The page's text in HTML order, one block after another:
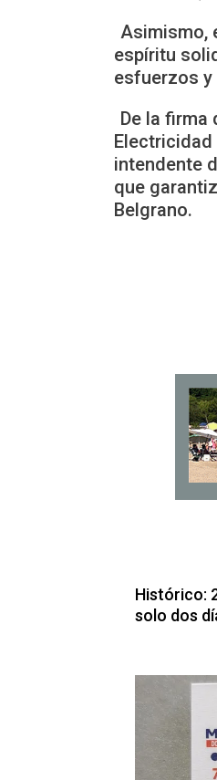
Asimismo,
espíritu
esfuerzos y
De la firma
Electricidad
intendente
que
Belgrano.
Histórico:
solo dos